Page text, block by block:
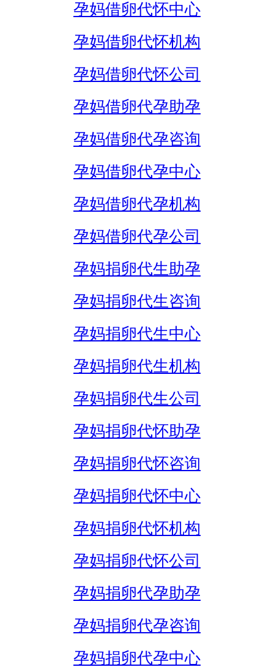
孕妈借卵代怀中心
孕妈借卵代怀机构
孕妈借卵代怀公司
孕妈借卵代孕助孕
孕妈借卵代孕咨询
孕妈借卵代孕中心
孕妈借卵代孕机构
孕妈借卵代孕公司
孕妈捐卵代生助孕
孕妈捐卵代生咨询
孕妈捐卵代生中心
孕妈捐卵代生机构
孕妈捐卵代生公司
孕妈捐卵代怀助孕
孕妈捐卵代怀咨询
孕妈捐卵代怀中心
孕妈捐卵代怀机构
孕妈捐卵代怀公司
孕妈捐卵代孕助孕
孕妈捐卵代孕咨询
孕妈捐卵代孕中心